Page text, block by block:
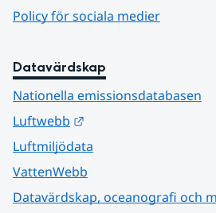
Policy för sociala medier
Datavärdskap
Nationella emissionsdatabasen
Luftwebb
Luftmiljödata
VattenWebb
Datavärdskap, oceanografi och